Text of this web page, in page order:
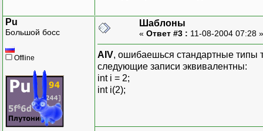
Pu
Большой босс
Offline
Шаблоны
« Ответ #3 : 11-08-2004 07:28
AIV, ошибаешься стандартные типы
следующие записи эквивалентны:
int i = 2;
int i(2);